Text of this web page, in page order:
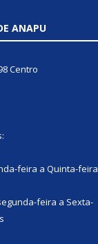
ANAPU
Centro
feira a Quinta-feira
feira a Sexta-